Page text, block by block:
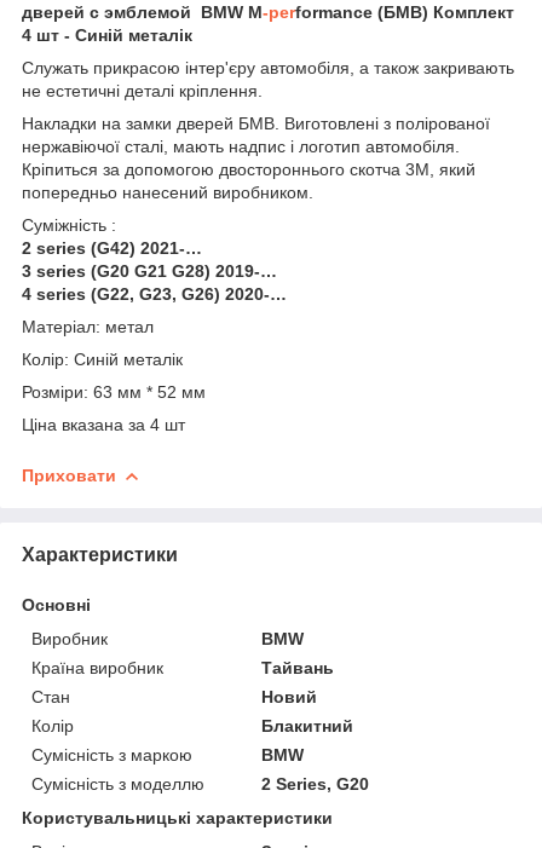
дверей с эмблемой BMW M-performance (БМВ) Комплект
4 шт - Синій металік
Служать прикрасою інтер'єру автомобіля, а також закривають
не естетичні деталі кріплення.
Накладки на замки дверей БМВ. Виготовлені з полірованої
нержавіючої сталі, мають надпис і логотип автомобіля.
Кріпиться за допомогою двостороннього скотча 3М, який
попередньо нанесений виробником.
Суміжність :
2 series (G42) 2021-…
3 series (G20 G21 G28) 2019-…
4 series (G22, G23, G26) 2020-…
Матеріал: метал
Колір: Синій металік
Розміри: 63 мм * 52 мм
Ціна вказана за 4 шт
Приховати
Характеристики
Основні
Виробник
BMW
Країна виробник
Тайвань
Стан
Новий
Колір
Блакитний
Сумісність з маркою
BMW
Сумісність з моделлю
2 Series, G20
Користувальницькі характеристики